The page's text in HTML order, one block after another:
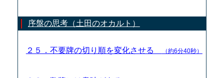
序盤の思考（土田のオカルト）
２５．不要牌の切り順を変化させる （約6分40秒）